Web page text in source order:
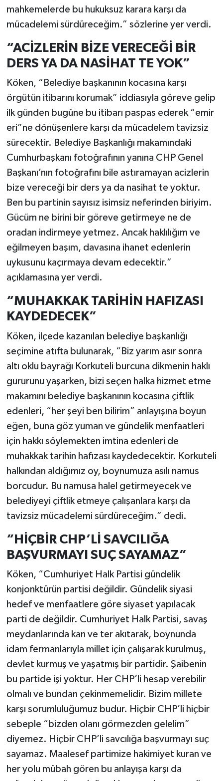
mahkemelerde bu hukuksuz karara karşı da
mücadelemi sürdüreceğim.” sözlerine yer verdi.
“ACİZLERİN BİZE VERECEĞİ BİR
DERS YA DA NASİHAT TE YOK”
Köken, “Belediye başkanının kocasına karşı
örgütün itibarını korumak” iddiasıyla göreve gelip
ilk günden bugüne bu itibarı paspas ederek “emir
eri”ne dönüşenlere karşı da mücadelem tavizsiz
sürecektir. Belediye Başkanlığı makamındaki
Cumhurbaşkanı fotoğrafının yanına CHP Genel
Başkanı’nın fotoğrafını bile astıramayan acizlerin
bize vereceği bir ders ya da nasihat te yoktur.
Ben bu partinin sayısız isimsiz neferinden biriyim.
Gücüm ne birini bir göreve getirmeye ne de
oradan indirmeye yetmez. Ancak haklılığım ve
eğilmeyen başım, davasına ihanet edenlerin
uykusunu kaçırmaya devam edecektir.”
açıklamasına yer verdi.
“MUHAKKAK TARİHİN HAFIZASI
KAYDEDECEK”
Köken, ilçede kazanılan belediye başkanlığı
seçimine atıfta bulunarak, “Biz yarım asır sonra
altı oklu bayrağı Korkuteli burcuna dikmenin haklı
gururunu yaşarken, bizi seçen halka hizmet etme
makamını belediye başkanının kocasına çiftlik
edenleri, “her şeyi ben bilirim” anlayışına boyun
eğen, buna göz yuman ve gündelik menfaatleri
için hakkı söylemekten imtina edenleri de
muhakkak tarihin hafızası kaydedecektir. Korkuteli
halkından aldığımız oy, boynumuza asılı namus
borcudur. Bu namusa halel getirmeyecek ve
belediyeyi çiftlik etmeye çalışanlara karşı da
tavizsiz mücadelemi sürdüreceğim.” dedi.
“HİÇBİR CHP’Lİ SAVCILIĞA
BAŞVURMAYI SUÇ SAYAMAZ”
Köken, “Cumhuriyet Halk Partisi gündelik
konjonktürün partisi değildir. Gündelik siyasi
hedef ve menfaatlere göre siyaset yapılacak
parti de değildir. Cumhuriyet Halk Partisi, savaş
meydanlarında kan ve ter akıtarak, boynunda
idam fermanlarıyla millet için çalışarak kurulmuş,
devlet kurmuş ve yaşatmış bir partidir. Şaibenin
bu partide işi yoktur. Her CHP’li hesap verebilir
olmalı ve bundan çekinmemelidir. Bizim millete
karşı sorumluluğumuz budur. Hiçbir CHP’li hiçbir
sebeple “bizden olanı görmezden gelelim”
diyemez. Hiçbir CHP’li savcılığa başvurmayı suç
sayamaz. Maalesef partimize hakimiyet kuran ve
her yolu mübah gören bu anlayışa karşı da